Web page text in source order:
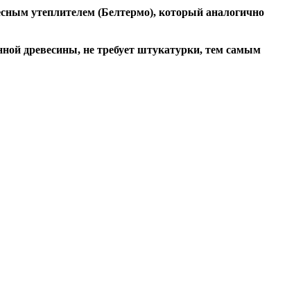
утеплителем (Белтермо), который аналогично
древесины, не требует штукатурки, тем самым